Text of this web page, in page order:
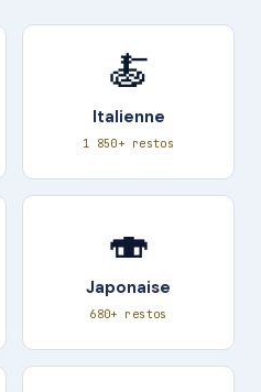
🍝
Italienne
1 850+ restos
🍣
Japonaise
680+ restos